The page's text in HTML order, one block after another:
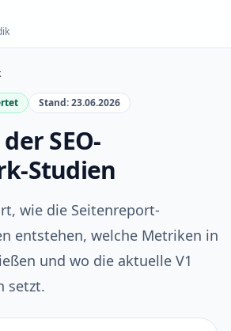
Stand: 23.06.2026
SEO-
Studien
wie die Seitenreport-
entstehen, welche Metriken in
und wo die aktuelle V1
setzt.